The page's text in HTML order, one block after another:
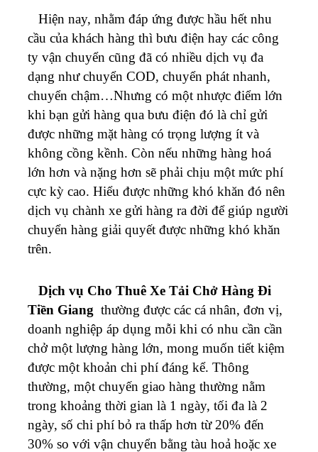
Hiện nay, nhằm đáp ứng được hầu hết nhu
cầu của khách hàng thì bưu điện hay các công
ty vận chuyển cũng đã có nhiều dịch vụ đa
dạng như chuyển COD, chuyển phát nhanh,
chuyển chậm…Nhưng có một nhược điểm lớn
khi bạn gửi hàng qua bưu điện đó là chỉ gửi
được những mặt hàng có trọng lượng ít và
không cồng kềnh. Còn nếu những hàng hoá
lớn hơn và nặng hơn sẽ phải chịu một mức phí
cực kỳ cao. Hiểu được những khó khăn đó nên
dịch vụ chành xe gửi hàng ra đời để giúp người
chuyển hàng giải quyết được những khó khăn
trên.
Dịch vụ Cho Thuê Xe Tải Chở Hàng Đi
Tiền Giang thường được các cá nhân, đơn vị,
doanh nghiệp áp dụng mỗi khi có nhu cần cần
chở một lượng hàng lớn, mong muốn tiết kiệm
được một khoản chi phí đáng kể. Thông
thường, một chuyến giao hàng thường nằm
trong khoảng thời gian là 1 ngày, tối đa là 2
ngày, số chi phí bỏ ra thấp hơn từ 20% đến
30% so với vận chuyển bằng tàu hoả hoặc xe